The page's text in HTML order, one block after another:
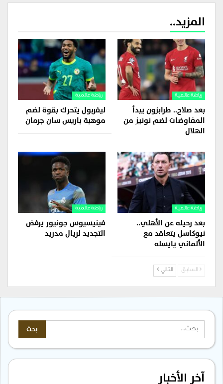
المزيد..
رياضة عالمية
بعد صلاح.. طرابزون يبدأ
المفاوضات لضم نونيز من
الهلال
رياضة عالمية
ليفربول يتحرك بقوة لضم
موهبة باريس سان جرمان
رياضة عالمية
بعد رحيله عن الأهلي..
نيوكاسل يتعاقد مع
الألماني يايسله
رياضة عالمية
فينيسيوس جونيور يرفض
التجديد لريال مدريد
السابق التالي
آخر الأخبار